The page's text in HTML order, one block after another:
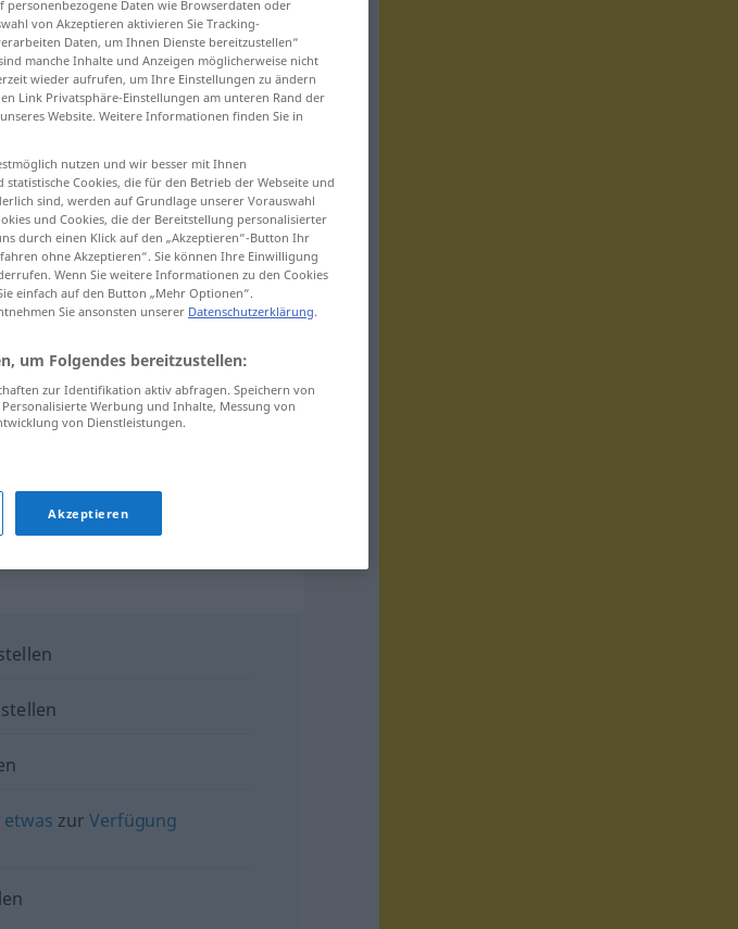
stellen
etwas zurVerfügung
Daten wie Browserdaten oder
von Akzeptieren aktivieren Sie Tracking-
Daten, um Ihnen Dienste bereitzustellen“
manche Inhalte und Anzeigen möglicherweise nicht
wieder aufrufen, um Ihre Einstellungen zu ändern
Link Privatsphäre-Einstellungen am unteren Rand der
Website. Weitere Informationen finden Sie in
nutzen und wir besser mit Ihnen
Cookies, die für den Betrieb der Webseite und
sind, werden auf Grundlage unserer Vorauswahl
und Cookies, die der Bereitstellung personalisierter
durch einen Klick auf den „Akzeptieren“-Button Ihr
ohne Akzeptieren“. Sie können Ihre Einwilligung
Wenn Sie weitere Informationen zu den Cookies
einfach auf den Button „Mehr Optionen“.
Sie ansonsten unserer Datenschutzerklärung.
um Folgendes bereitzustellen:
zur Identifikation aktiv abfragen. Speichern von
Werbung und Inhalte, Messung von
von Dienstleistungen.
Akzeptieren